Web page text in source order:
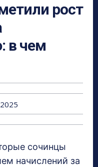
рост
в чем
сочинцы
начислений за